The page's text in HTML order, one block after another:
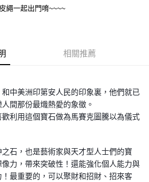
含以上)免運費
繩一起出門唷~~~~
相關推薦
中美洲印第安人民的印象裏，他們就已
間那份最熾熱愛的象徵。
利用這個寶石做為馬賽克圖騰以為儀式
石，也是藝術家與天才型人士們的寶
力，帶來突破性！還能強化個人能力與
最重要的，可以聚財和招財、招來客